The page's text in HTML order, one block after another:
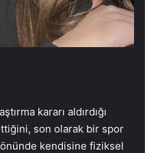
kararı aldırdığı
son olarak bir spor
kendisine fiziksel